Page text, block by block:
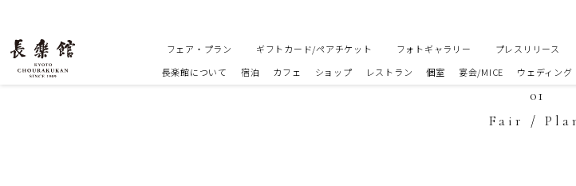
フェア・プラン ギフトカード/ペアチケット フォトギャラリー
プレスリリース
長楽館について
宿泊 カフェ ショップ レストラン 個室 宴会/MICE ウェディング
01
Fair /